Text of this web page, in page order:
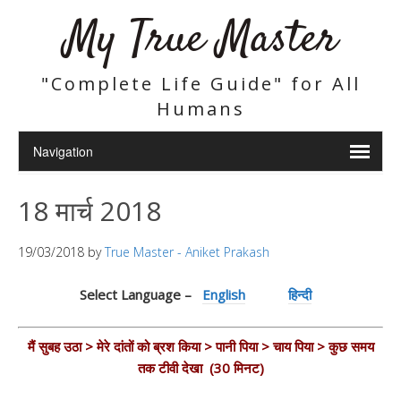
My True Master
"Complete Life Guide" for All
Humans
18 मार्च 2018
19/03/2018 byTrue Master - Aniket Prakash
Select Language – English हिन्दी
मैं सुबह उठा > मेरे दांतों को ब्रश किया > पानी पिया > चाय पिया > कुछ समय
तक टीवी देखा (30 मिनट)